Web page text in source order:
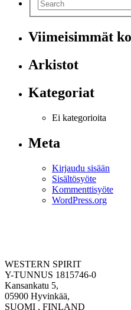
Viimeisimmät
Arkistot
Kategoriat
Ei kategorioita
Meta
Kirjaudu sisään
Sisältösyöte
Kommenttisyöte
WordPress.org
WESTERN SPIRIT
Y-TUNNUS 1815746-0
Kansankatu 5,
05900 Hyvinkää,
SUOMI , FINLAND